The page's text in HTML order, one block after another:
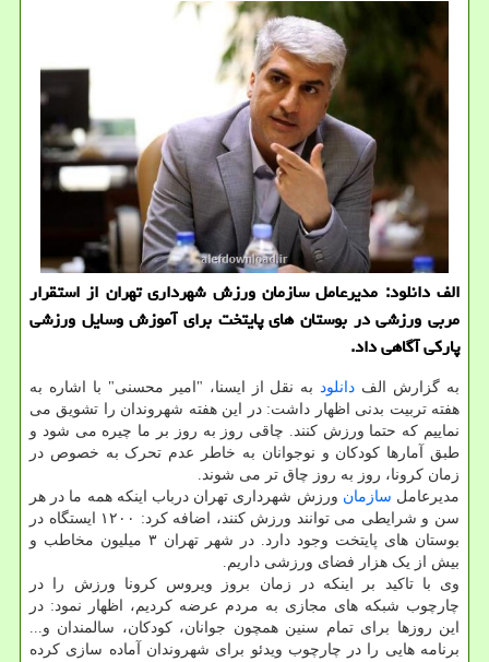
الف دانلود: مدیرعامل سازمان ورزش شهرداری تهران از استقرار
مربی ورزشی در بوستان های پایتخت برای آموزش وسایل ورزشی
پاركی آگاهی داد.
به گزارش الف دانلودبه نقل از ایسنا، "امیر محسنی" با اشاره به
هفته تربیت بدنی اظهار داشت: در این هفته شهروندان را تشویق می
نماییم که حتما ورزش کنند. چاقی روز به روز بر ما چیره می شود و
طبق آمارها کودکان و نوجوانان به خاطر عدم تحرک به خصوص در
زمان کرونا، روز به روز چاق تر می شوند.
مدیرعامل سازمان ورزش شهرداری تهران درباب اینکه همه ما در هر
سن و شرایطی می توانند ورزش کنند، اضافه کرد: ۱۲۰۰ ایستگاه در
بوستان های پایتخت وجود دارد. در شهر تهران ۳ میلیون مخاطب و
بیش از یک هزار فضای ورزشی داریم.
وی با تاکید بر اینکه در زمان بروز ویروس کرونا ورزش را در
چارچوب شبکه های مجازی به مردم عرضه کردیم، اظهار نمود: در
این روزها برای تمام سنین همچون جوانان، کودکان، سالمندان و...
برنامه هایی را در چارچوب ویدئو برای شهروندان آماده سازی کرده